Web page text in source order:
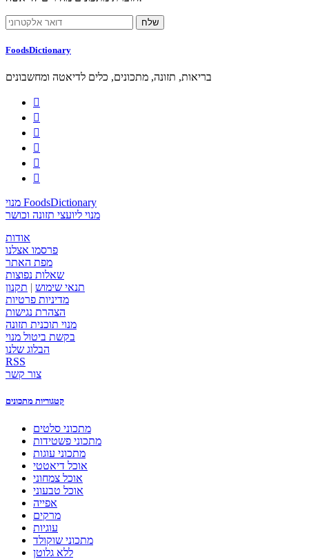
FoodsDictionary
בריאות, תזונה, מתכונים, כלים לדיאטה ומחשבונים






מנוי FoodsDictionary
מנוי ליועצי תזונה וכושר
אודות
פרסמו אצלנו
מפת האתר
שאלות נפוצות
תנאי שימוש | תקנון
מדיניות פרטיות
הצהרת נגישות
מנוי תוכנית תזונה
בקשת ביטול מנוי
הבלוג שלנו
RSS
צור קשר
קטגוריות מתכונים
מתכוני סלטים
מתכוני פשטידות
מתכוני עוגות
אוכל דיאטטי
אוכל צמחוני
אוכל טבעוני
אפייה
מרקים
עוגיות
מתכוני שוקולד
ללא גלוטן